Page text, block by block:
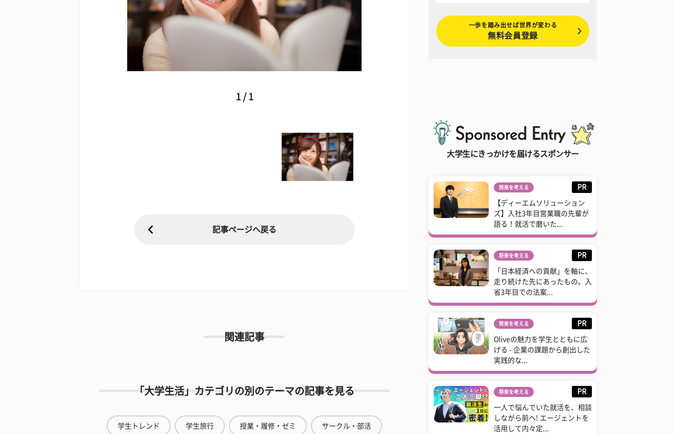
1 / 1
記事ページへ戻る
関連記事
「大学生活」カテゴリの別のテーマの記事を見る
学生トレンド 学生旅行 授業・履修・ゼミ サークル・部活
一歩を踏み出せば世界が変わる
無料会員登録
大学生にきっかけを届けるスポンサー
将来を考える PR
【ディーエムソリューション
ズ】入社3年目営業職の先輩が
語る！就活で磨いた...
将来を考える PR
「日本経済への貢献」を軸に、
走り続けた先にあったもの。入
省3年目での法案...
将来を考える PR
Oliveの魅力を学生とともに広
げる - 企業の課題から創出した
実践的な...
将来を考える PR
一人で悩んでいた就活を、相談
しながら前へ! エージェントを
活用して内々定...